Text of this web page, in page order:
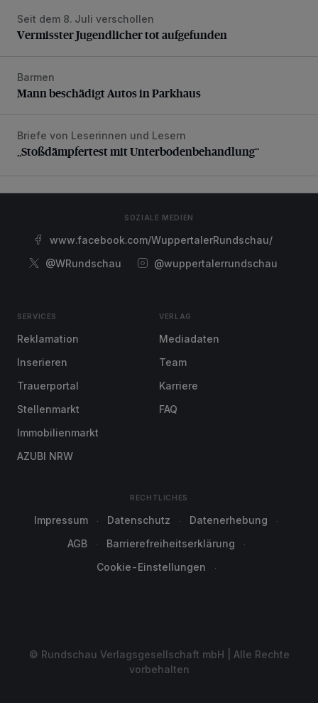
Vermisster Jugendlicher tot aufgefunden
Seit dem 8. Juli verschollen
Vermisster Jugendlicher tot aufgefunden
Mann beschädigt Autos in Parkhaus
Barmen
Mann beschädigt Autos in Parkhaus
„Stoßdämpfertest mit Unterbodenbehandlung“
Briefe von Leserinnen und Lesern
„Stoßdämpfertest mit Unterbodenbehandlung“
SOZIALE MEDIEN
www.facebook.com/WuppertalerRundschau/
@WRundschau
@wuppertalerrundschau
SERVICES
Reklamation
Inserieren
Trauerportal
Stellenmarkt
Immobilienmarkt
AZUBI NRW
VERLAG
Mediadaten
Team
Karriere
FAQ
RECHTLICHES
Impressum Datenschutz
Datenerhebung
AGB
Barrierefreiheitserklärung
Cookie-Einstellungen
© Rundschau Verlagsgesellschaft mbH | Alle Rechte
vorbehalten